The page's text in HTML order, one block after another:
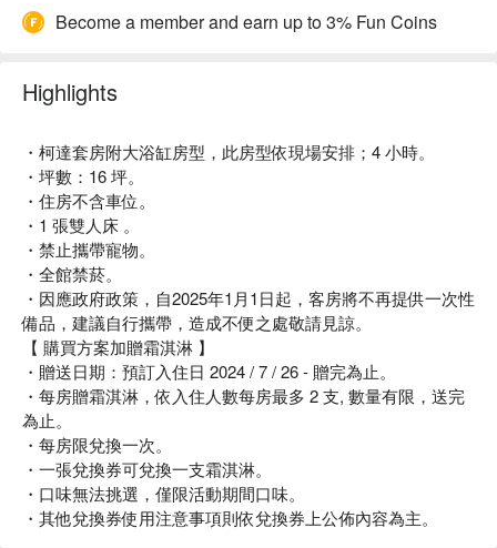
Become a member and earn up to 3% Fun Coins
Highlights
・柯達套房附大浴缸房型，此房型依現場安排；4 小時。
・坪數：16 坪。
・住房不含車位。
・1 張雙人床 。
・禁止攜帶寵物。
・全館禁菸。
・因應政府政策，自2025年1月1日起，客房將不再提供一次性
備品，建議自行攜帶，造成不便之處敬請見諒。
【 購買方案加贈霜淇淋 】
・贈送日期：預訂入住日 2024 / 7 / 26 - 贈完為止。
・每房贈霜淇淋，依入住人數每房最多 2 支, 數量有限，送完
為止。
・每房限兌換一次。
・一張兌換券可兌換一支霜淇淋。
・口味無法挑選，僅限活動期間口味。
・其他兌換券使用注意事項則依兌換券上公佈內容為主。